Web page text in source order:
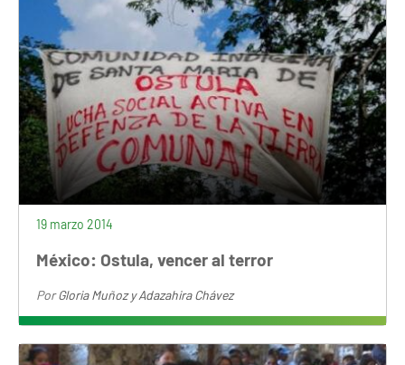
19 marzo 2014
México: Ostula, vencer al terror
PorGloria Muñoz y Adazahira Chávez